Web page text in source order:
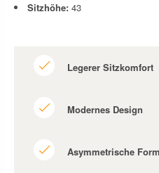
Sitzhöhe: 43
Legerer Sitzkomfort
Modernes Design
Asymmetrische Form